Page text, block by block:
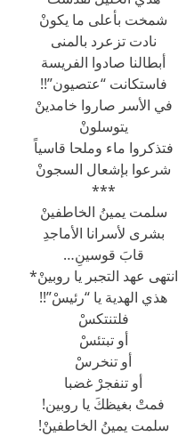
شمخت بأعلى ما يكونْ
نادت تزعرد بالمنى
أبطالنا صادوا الفريسة
فاستكانت “عتصيون”!!
في الأسر صاروا خامدينْ
يتوسلونْ
فتذكروا ماء وملحا قاسياً
شرعوا بإشعال السجونْ
***
سلمت يمينُ الخاطفينْ
بشرى لأسرانا الأماجدِ
قابَ قوسينِ…
انتهى عهد التجبر يا روبينْ*
هذي الهدية يا “رئيسْ”!!
فلتنتكسْ
أو تبتئسْ
أو تنخرسْ
أو تنفجرْ غضبا
فمتْ بغيظكَ يا روبين!
سلمت يمينُ الخاطفينْ!